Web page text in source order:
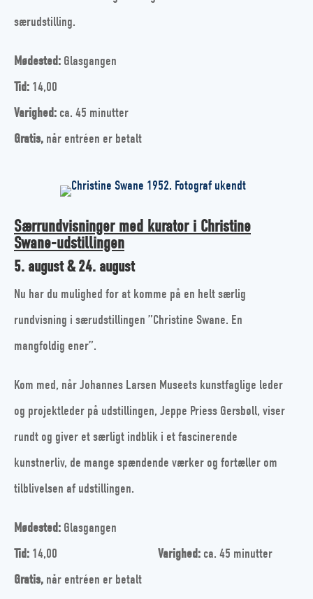
særudstilling.
Mødested: Glasgangen
Tid: 14,00
Varighed: ca. 45 minutter
Gratis, når entréen er betalt
Særrundvisninger med kurator i Christine
Swane-udstillingen
5. august & 24. august
Nu har du mulighed for at komme på en helt særlig
rundvisning i særudstillingen ”Christine Swane. En
mangfoldig ener”.
Kom med, når Johannes Larsen Museets kunstfaglige leder
og projektleder på udstillingen, Jeppe Priess Gersbøll, viser
rundt og giver et særligt indblik i et fascinerende
kunstnerliv, de mange spændende værker og fortæller om
tilblivelsen af udstillingen.
Mødested: Glasgangen
Tid: 14,00 Varighed: ca. 45 minutter
Gratis, når entréen er betalt